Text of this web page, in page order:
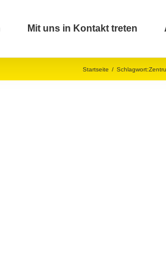
Mit uns in Kontakt treten
Startseite / Schlagwort: